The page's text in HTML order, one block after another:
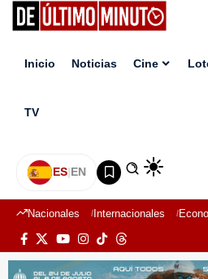
Inicio Noticias Cine
TV
ES|EN
Nacionales Internacionales